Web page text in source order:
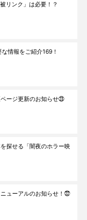
リンク」は必要！？
情報をご紹介169！
ージ更新のお知らせ㉓
探せる「闇夜のホラー映
ューアルのお知らせ！㉒